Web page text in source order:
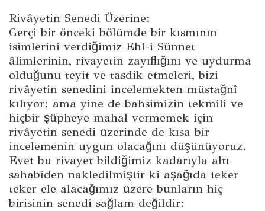
Rivâyetin Senedi Üzerine:
Gerçi bir önceki bölümde bir kısmının
isimlerini verdiğimiz Ehl-i Sünnet
âlimlerinin, rivayetin zayıflığını ve uydurma
olduğunu teyit ve tasdik etmeleri, bizi
rivâyetin senedini incelemekten müstağnî
kılıyor; ama yine de bahsimizin tekmili ve
hiçbir şüpheye mahal vermemek için
rivâyetin senedi üzerinde de kısa bir
incelemenin uygun olacağını düşünüyoruz.
Evet bu rivayet bildiğimiz kadarıyla altı
sahabîden nakledilmiştir ki aşağıda teker
teker ele alacağımız üzere bunların hiç
birisinin senedi sağlam değildir: